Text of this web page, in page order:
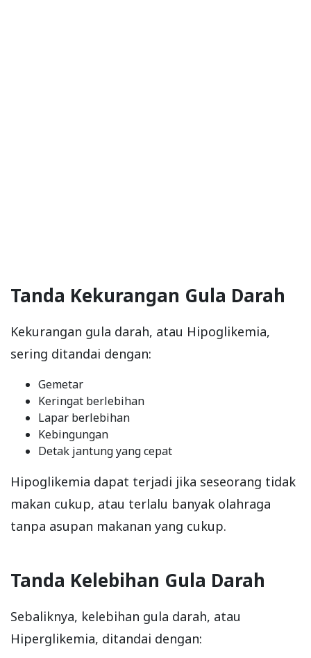
Tanda Kekurangan Gula Darah
Kekurangan gula darah, atau Hipoglikemia,
sering ditandai dengan:
Gemetar
Keringat berlebihan
Lapar berlebihan
Kebingungan
Detak jantung yang cepat
Hipoglikemia dapat terjadi jika seseorang tidak
makan cukup, atau terlalu banyak olahraga
tanpa asupan makanan yang cukup.
Tanda Kelebihan Gula Darah
Sebaliknya, kelebihan gula darah, atau
Hiperglikemia, ditandai dengan: